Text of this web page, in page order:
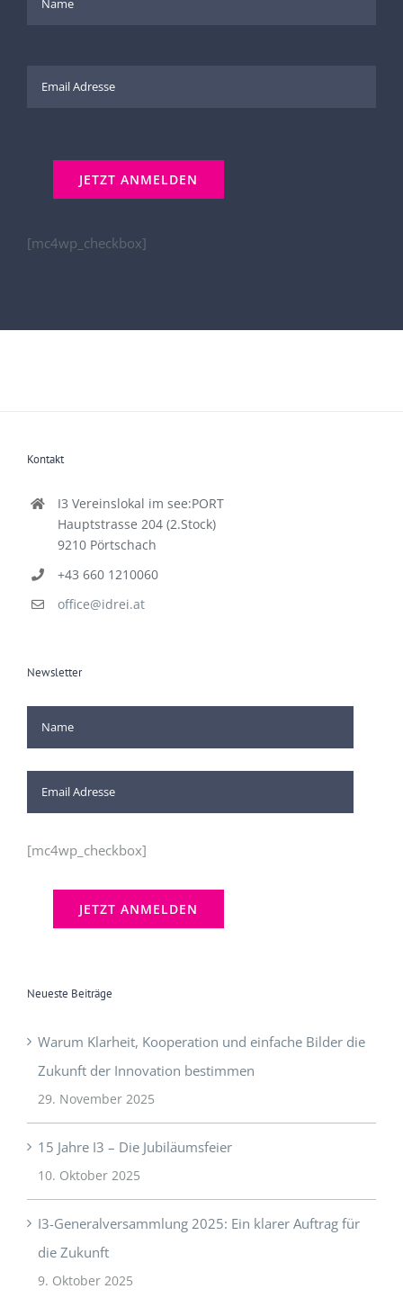
I3 Vereinslokal im see:PORT
Hauptstrasse 204 (2.Stock)
9210 Pörtschach
+43 660 1210060
Warum Klarheit, Kooperation und einfache Bilder die
Zukunft der Innovation bestimmen
29. November 2025
15 Jahre I3 – Die Jubiläumsfeier
10. Oktober 2025
I3-Generalversammlung 2025: Ein klarer Auftrag für
die Zukunft